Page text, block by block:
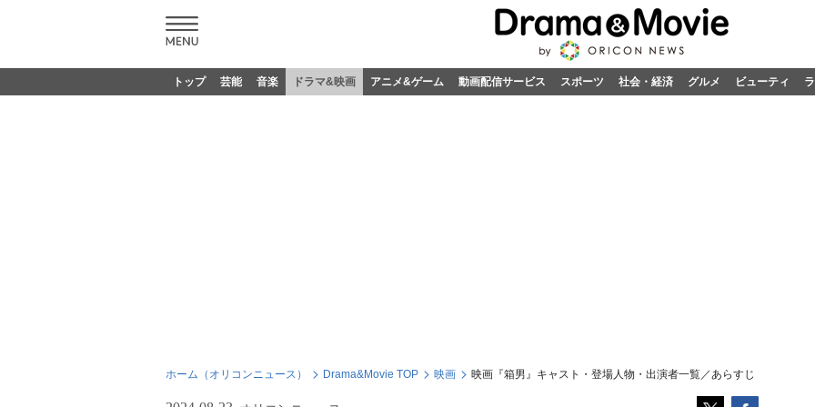
トップ 芸能 音楽 ドラマ&映画 アニメ&ゲーム 動画配信サービス スポーツ 社会・経済 グルメ ビューティ
ホーム（オリコンニュース） Drama&Movie TOP 映画 映画『箱男』キャスト・登場人物・出演者一覧／あらすじ